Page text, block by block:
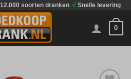
12.000 soorten dranken √ Snelle levering
0